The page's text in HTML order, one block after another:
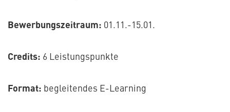
Bewerbungszeitraum: 01.11.-15.01.
Credits: 6 Leistungspunkte
Format: begleitendes E-Learning